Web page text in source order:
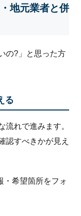
地元業者と併
の?」と思った方
る
流れで進みます。
認すべきかが見え
・希望箇所をフォ